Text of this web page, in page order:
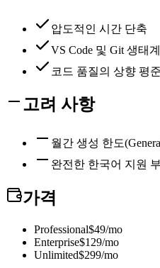
압도적인 시간 단축
VS Code 및 Git 생태
코드 품질의 상향 평
고려 사항
월간 생성 한도
완전한 한국어 지원
가격
Professional$49/mo
Enterprise$129/mo
Unlimited$299/mo